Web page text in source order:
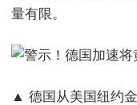
量有限。
▲ 德国从美国纽约